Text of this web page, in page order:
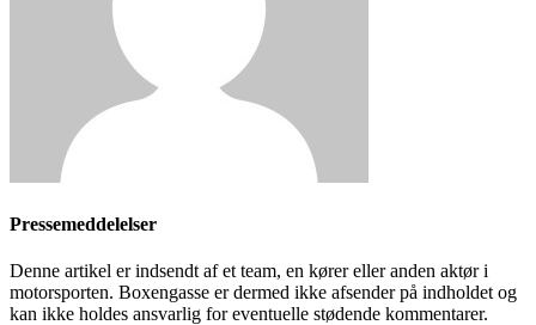
Pressemeddelelser
Denne artikel er indsendt af et team, en kører eller anden aktør i
motorsporten. Boxengasse er dermed ikke afsender på indholdet og
kan ikke holdes ansvarlig for eventuelle stødende kommentarer.